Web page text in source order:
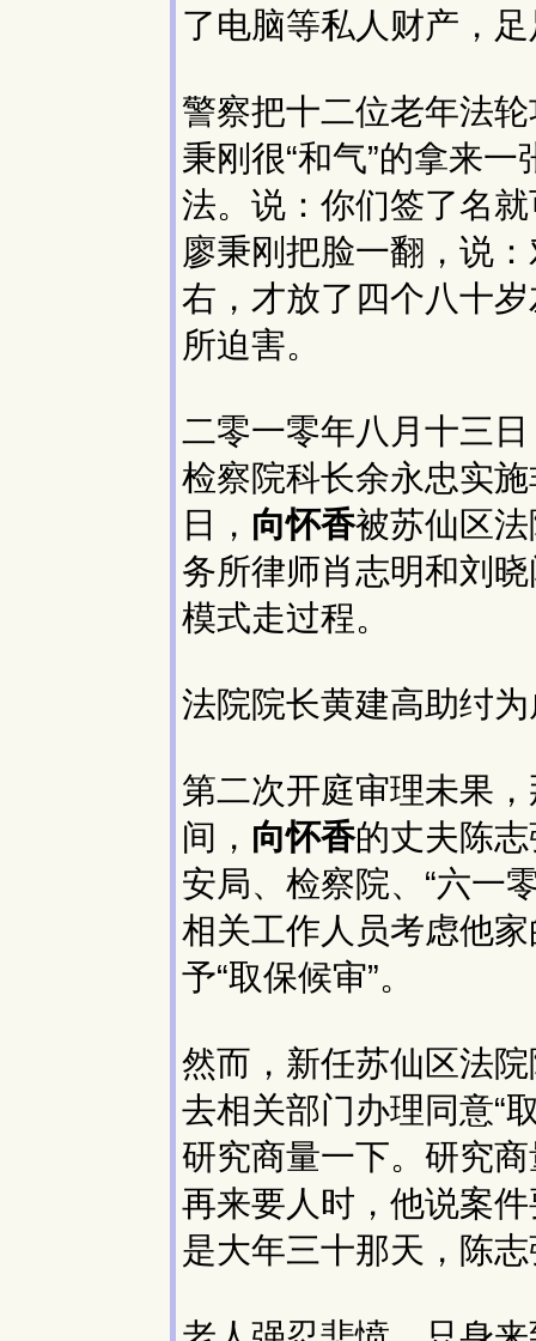
了电脑等私人财产，
警察把十二位老年法
秉刚很“和气”的拿来
法。说：你们签了名
廖秉刚把脸一翻，说
右，才放了四个八十
所迫害。
二零一零年八月十三
检察院科长余永忠实
日， 向怀香被苏仙区
务所律师肖志明和刘
模式走过程。
法院院长黄建高助纣
第二次开庭审理未果
间， 向怀香的丈夫陈
安局、检察院、“六一
相关工作人员考虑他
予“取保候审”。
然而，新任苏仙区法
去相关部门办理同意“
研究商量一下。研究
再来要人时，他说案
是大年三十那天，陈